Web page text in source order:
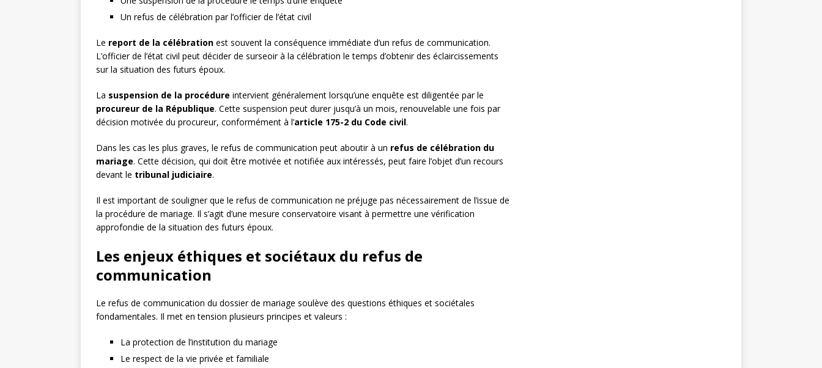
Un refus de célébration par l’officier de l’état civil
Le report de la célébration est souvent la conséquence immédiate d’un refus de communication.
L’officier de l’état civil peut décider de surseoir à la célébration le temps d’obtenir des éclaircissements
sur la situation des futurs époux.
La suspension de la procédure intervient généralement lorsqu’une enquête est diligentée par le
procureur de la République. Cette suspension peut durer jusqu’à un mois, renouvelable une fois par
décision motivée du procureur, conformément à l’article 175-2 du Code civil.
Dans les cas les plus graves, le refus de communication peut aboutir à un refus de célébration du
mariage. Cette décision, qui doit être motivée et notifiée aux intéressés, peut faire l’objet d’un recours
devant le tribunal judiciaire.
Il est important de souligner que le refus de communication ne préjuge pas nécessairement de l’issue de
la procédure de mariage. Il s’agit d’une mesure conservatoire visant à permettre une vérification
approfondie de la situation des futurs époux.
Les enjeux éthiques et sociétaux du refus de
communication
Le refus de communication du dossier de mariage soulève des questions éthiques et sociétales
fondamentales. Il met en tension plusieurs principes et valeurs :
La protection de l’institution du mariage
Le respect de la vie privée et familiale